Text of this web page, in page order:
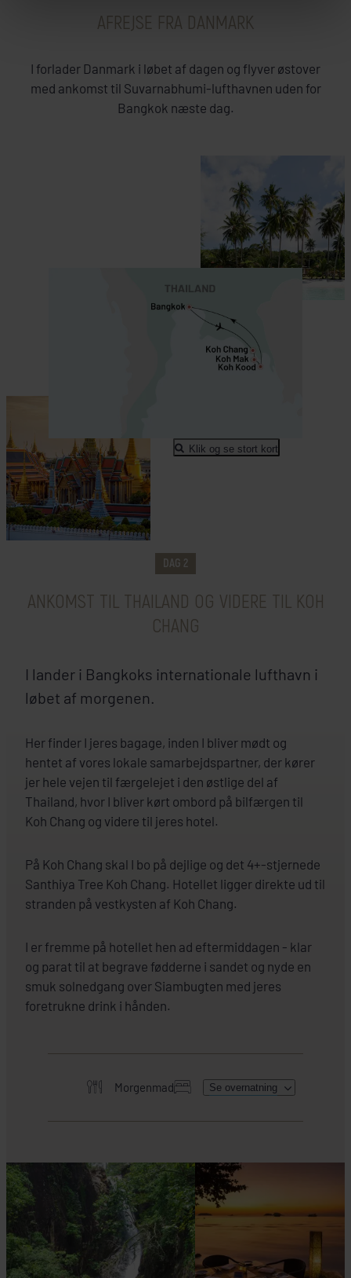
Koh Chang
AWA Koh Chang
AFREJSE FRA DANMARK
I forlader Danmark i løbet af dagen og flyver østover
med ankomst til Suvarnabhumi-lufthavnen uden for
Bangkok næste dag.
Klik og se stort kort
DAG 2
ANKOMST TIL THAILAND OG VIDERE TIL KOH
CHANG
I lander i Bangkoks internationale lufthavn i
løbet af morgenen.
Her finder I jeres bagage, inden I bliver mødt og
hentet af vores lokale samarbejdspartner, der kører
jer hele vejen til færgelejet i den østlige del af
Thailand, hvor I bliver kørt ombord på bilfærgen til
Koh Chang og videre til jeres hotel.
På Koh Chang skal I bo på dejlige og det 4+-stjernede
Santhiya Tree Koh Chang. Hotellet ligger direkte ud til
stranden på vestkysten af Koh Chang.
I er fremme på hotellet hen ad eftermiddagen - klar
og parat til at begrave fødderne i sandet og nyde en
smuk solnedgang over Siambugten med jeres
foretrukne drink i hånden.
Morgenmad Se overnatning
HER SKAL I BO